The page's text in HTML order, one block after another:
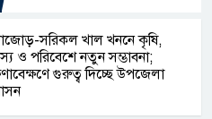
সরিকল খাল খননে কৃষি,
ও পরিবেশে নতুন সম্ভাবনা;
গুরুত্ব দিচ্ছে উপজেলা